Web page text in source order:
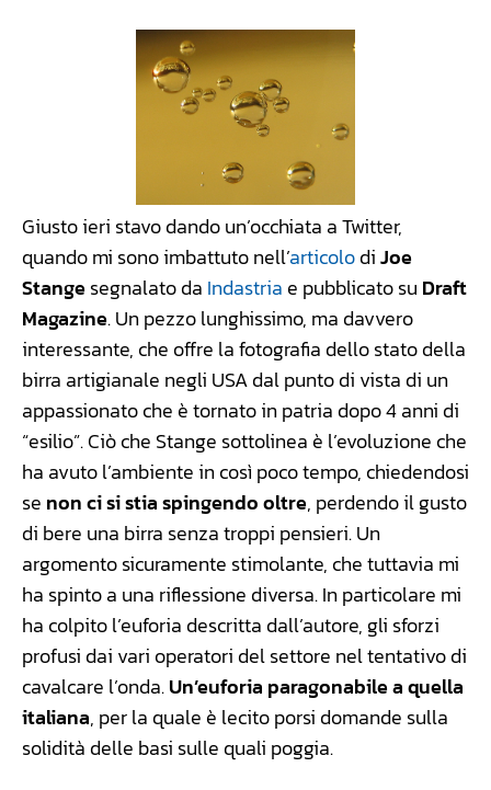
Giusto ieri stavo dando un’occhiata a Twitter,
quando mi sono imbattuto nell’articolodiJoe
Stangesegnalato da Indastria e pubblicato su Draft
Magazine. Un pezzo lunghissimo, ma davvero
interessante, che offre la fotografia dello stato della
birra artigianale negli USA dal punto di vista di un
appassionato che è tornato in patria dopo 4 anni di
“esilio”. Ciò che Stange sottolinea è l’evoluzione che
ha avuto l’ambiente in così poco tempo, chiedendosi
se non ci si stia spingendo oltre, perdendo il gusto
di bere una birra senza troppi pensieri. Un
argomento sicuramente stimolante, che tuttavia mi
ha spinto a una riflessione diversa. In particolare mi
ha colpito l’euforia descritta dall’autore, gli sforzi
profusi dai vari operatori del settore nel tentativo di
cavalcare l’onda.Un’euforia paragonabile a quella
italiana, per la quale è lecito porsi domande sulla
solidità delle basi sulle quali poggia.